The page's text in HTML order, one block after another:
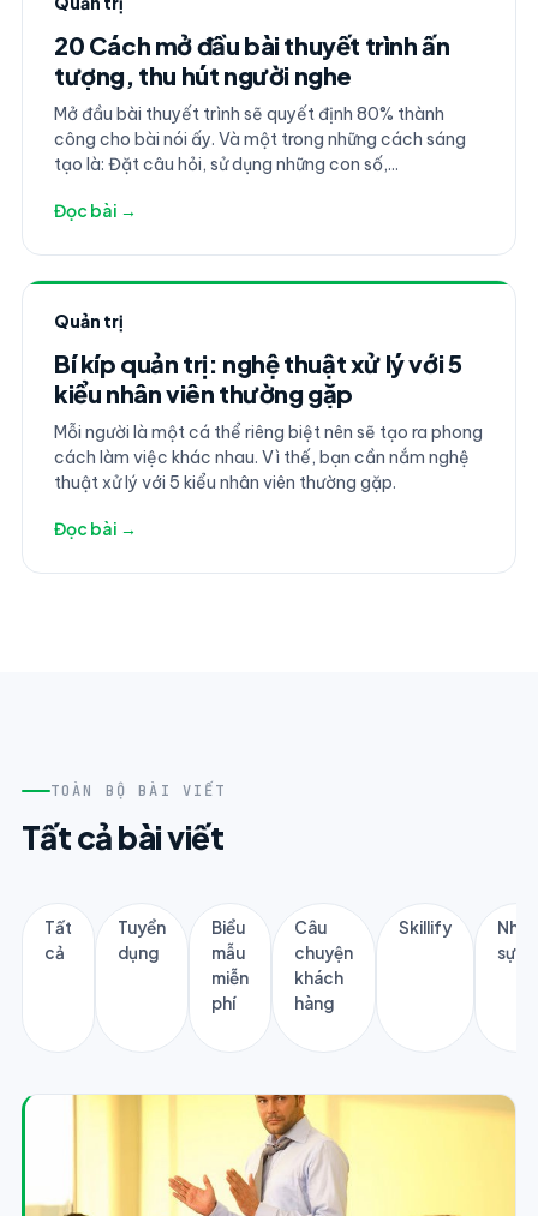
20 Cách mở đầu bài thuyết trình ấn
tượng, thu hút người nghe
Mở đầu bài thuyết trình sẽ quyết định 80% thành
công cho bài nói ấy. Và một trong những cách sáng
tạo là: Đặt câu hỏi, sử dụng những con số,...
Đọc bài →
Quản trị
Bí kíp quản trị: nghệ thuật xử lý với 5
kiểu nhân viên thường gặp
Mỗi người là một cá thể riêng biệt nên sẽ tạo ra phong
cách làm việc khác nhau. Vì thế, bạn cần nắm nghệ
thuật xử lý với 5 kiểu nhân viên thường gặp.
Đọc bài →
TOÀN BỘ BÀI VIẾT
Tất cả bài viết
Tất
cả
Tuyển
dụng
Biểu
mẫu
miễn
phí
Câu
chuyện
khách
hàng
Skillify
Nhân
sự